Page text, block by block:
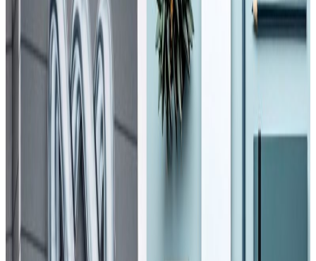
Saturday, 2020 April 18 / 4:05 am
अ+